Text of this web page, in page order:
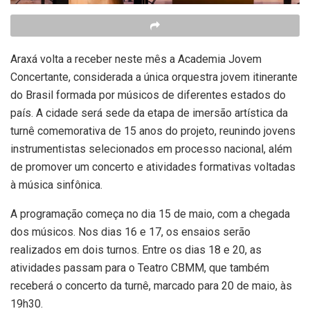
Araxá volta a receber neste mês a Academia Jovem
Concertante, considerada a única orquestra jovem itinerante
do Brasil formada por músicos de diferentes estados do
país. A cidade será sede da etapa de imersão artística da
turnê comemorativa de 15 anos do projeto, reunindo jovens
instrumentistas selecionados em processo nacional, além
de promover um concerto e atividades formativas voltadas
à música sinfônica.
A programação começa no dia 15 de maio, com a chegada
dos músicos. Nos dias 16 e 17, os ensaios serão
realizados em dois turnos. Entre os dias 18 e 20, as
atividades passam para o Teatro CBMM, que também
receberá o concerto da turnê, marcado para 20 de maio, às
19h30.